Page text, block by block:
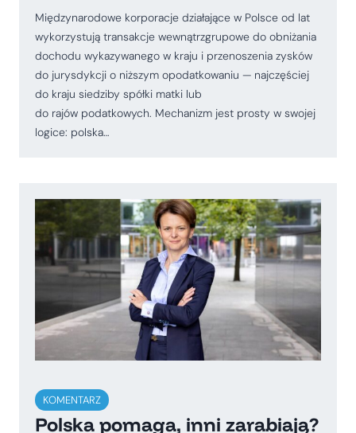
Międzynarodowe korporacje działające w Polsce od lat
wykorzystują transakcje wewnątrzgrupowe do obniżania
dochodu wykazywanego w kraju i przenoszenia zysków
do jurysdykcji o niższym opodatkowaniu — najczęściej
do kraju siedziby spółki matki lub
do rajów podatkowych. Mechanizm jest prosty w swojej
logice: polska…
KOMENTARZ
Polska pomaga, inni zarabiają?